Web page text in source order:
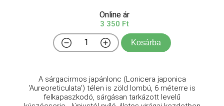
Online ár
3 350 Ft
Kosárba
A sárgacirmos japánlonc (Lonicera japonica
'Aureoreticulata') télen is zöld lombú, 6 méterre is
felkapaszkodó, sárgásan tarkázott levelű